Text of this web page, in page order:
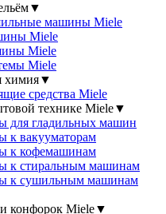
▼
машины Miele
Miele
Miele
Miele
химия▼
средства Miele
технике Miele▼
для гладильных машин
к вакууматорам
к кофемашинам
к стиральным машинам
к сушильным машинам
конфорок Miele▼